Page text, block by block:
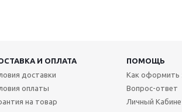
И ОПЛАТА
ПОМОЩЬ
доставки
оплаты
на товар
Как оформить
Вопрос-ответ
Личный